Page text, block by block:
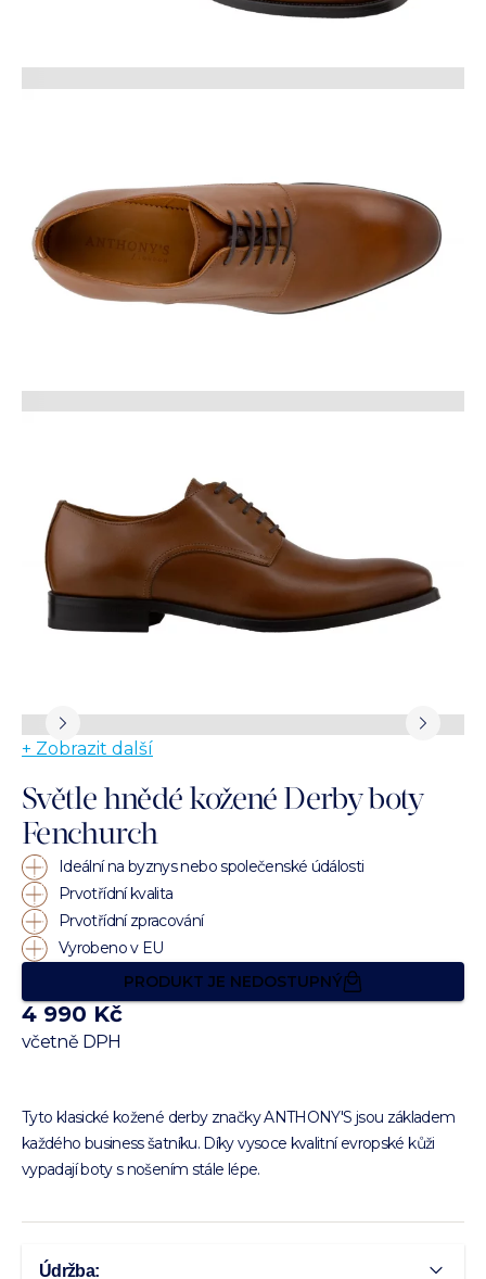
+ Zobrazit další
Světle hnědé kožené Derby boty
Fenchurch
Ideální na byznys nebo společenské údálosti
Prvotřídní kvalita
Prvotřídní zpracování
Vyrobeno v EU
PRODUKT JE NEDOSTUPNÝ
4 990 Kč
včetně DPH
Tyto klasické kožené derby značky ANTHONY'S jsou základem
každého business šatníku. Díky vysoce kvalitní evropské kůži
vypadají boty s nošením stále lépe.
Údržba: